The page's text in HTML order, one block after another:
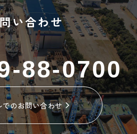
い合わせ
88-0700
でのお問い合わせ